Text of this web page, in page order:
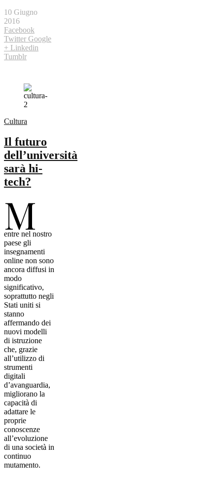
10 Giugno
2016
Facebook
Twitter Google
+ Linkedin
Tumblr
Cultura
Il futuro
dell’università
sarà hi-
tech?
M
entre nel nostro
paese gli
insegnamenti
online non sono
ancora diffusi in
modo
significativo,
soprattutto negli
Stati uniti si
stanno
affermando dei
nuovi modelli
di istruzione
che, grazie
all’utilizzo di
strumenti
digitali
d’avanguardia,
migliorano la
capacità di
adattare le
proprie
conoscenze
all’evoluzione
di una società in
continuo
mutamento.